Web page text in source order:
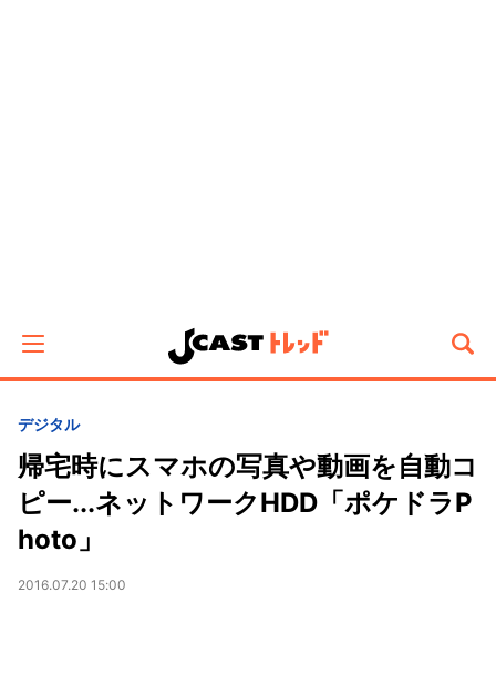
デジタル
帰宅時にスマホの写真や動画を自動コ
ピー...ネットワークHDD「ポケドラP
hoto」
2016.07.20 15:00